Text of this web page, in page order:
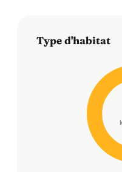
Type d'habitat